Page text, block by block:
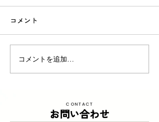
東京商工リサーチ様推
奨、「ALEVEL優良企業ガ
した！〜3年連続 厳選さ
れたAランク企業 〜
コメント
コメントを追加…
CONTACT
お問い合わせ